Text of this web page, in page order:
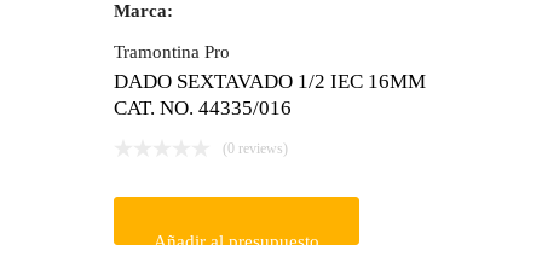
Marca:
Tramontina Pro
DADO SEXTAVADO 1/2 IEC 16MM
CAT. NO. 44335/016
(0 reviews)
Añadir al presupuesto